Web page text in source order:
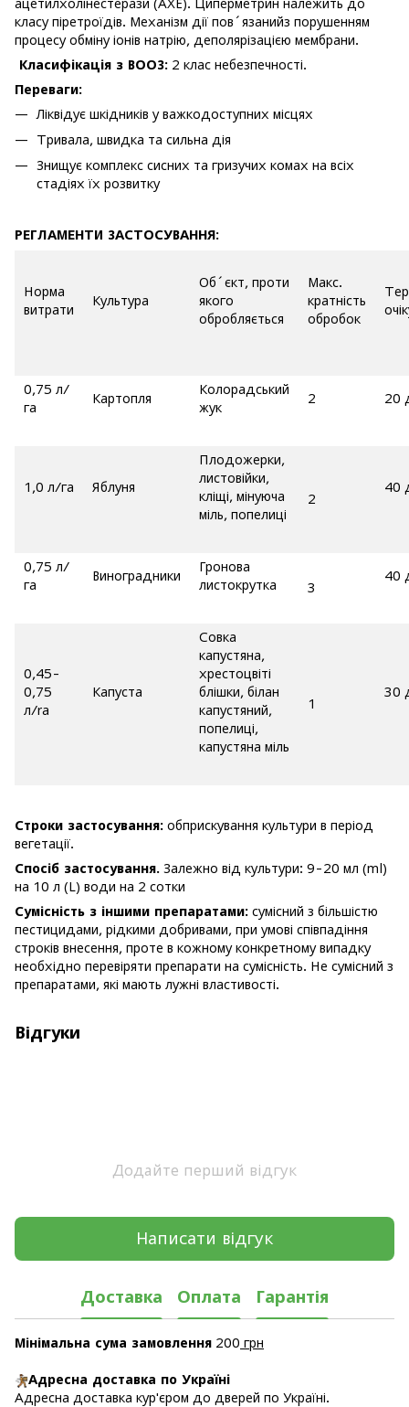
класу піретроїдів. Механізм дії пов´язанийз порушенням
процесу обміну іонів натрію, деполярізацією мембрани.
Класифікація з ВООЗ: 2 клас небезпечності.
Переваги:
Ліквідує шкідників у важкодоступних місцях
Тривала, швидка та сильна дія
Знищує комплекс сисних та гризучих комах на всіх
стадіях їх розвитку
РЕГЛАМЕНТИ ЗАСТОСУВАННЯ:
Норма
витрати
Культура
Об´єкт, проти
якого
обробляється
Макс.
кратність
обробок
0,75 л/
га
Картопля
Колорадський
жук
2 20
1,0 л/га Яблуня
Плодожерки,
листовійки,
кліщі, мінуюча
міль, попелиці
2
40
0,75 л/
га
Виноградники
Гронова
листокрутка
3
40
0,45-
0,75
л/ra
Капуста
Совка
капустяна,
хрестоцвіті
блішки, білан
капустяний,
попелиці,
капустяна міль
1
30
Строки застосування: обприскування культури в період
вегетації.
Спосіб застосування. Залежно від культури: 9-20 мл (ml)
на 10 л (L) води на 2 сотки
Сумісність з іншими препаратами: сумісний з більшістю
пестицидами, рідкими добривами, при умові співпадіння
строків внесення, проте в кожному конкретному випадку
необхідно перевіряти препарати на сумісність. Не сумісний з
препаратами, які мають лужні властивості.
Відгуки
Додайте перший відгук
Написати відгук
Доставка Оплата Гарантія
Мінімальна сума замовлення 200 грн
Адресна доставка по Україні
Адресна доставка кур'єром до дверей по Україні.